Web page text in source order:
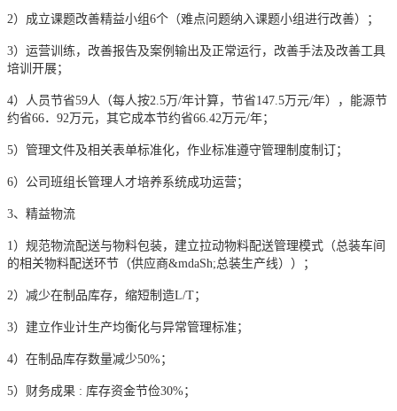
2）成立课题改善精益小组6个（难点问题纳入课题小组进行改善）；
3）运营训练，改善报告及案例输出及正常运行，改善手法及改善工具
培训开展；
4）人员节省59人（每人按2.5万/年计算，节省147.5万元/年），能源节
约省66．92万元，其它成本节约省66.42万元/年；
5）管理文件及相关表单标准化，作业标准遵守管理制度制订；
6）公司班组长管理人才培养系统成功运营；
3、精益物流
1）规范物流配送与物料包装，建立拉动物料配送管理模式（总装车间
的相关物料配送环节（供应商&mdaSh;总装生产线））；
2）减少在制品库存，缩短制造L/T；
3）建立作业计生产均衡化与异常管理标准；
4）在制品库存数量减少50%；
5）财务成果 : 库存资金节俭30%；